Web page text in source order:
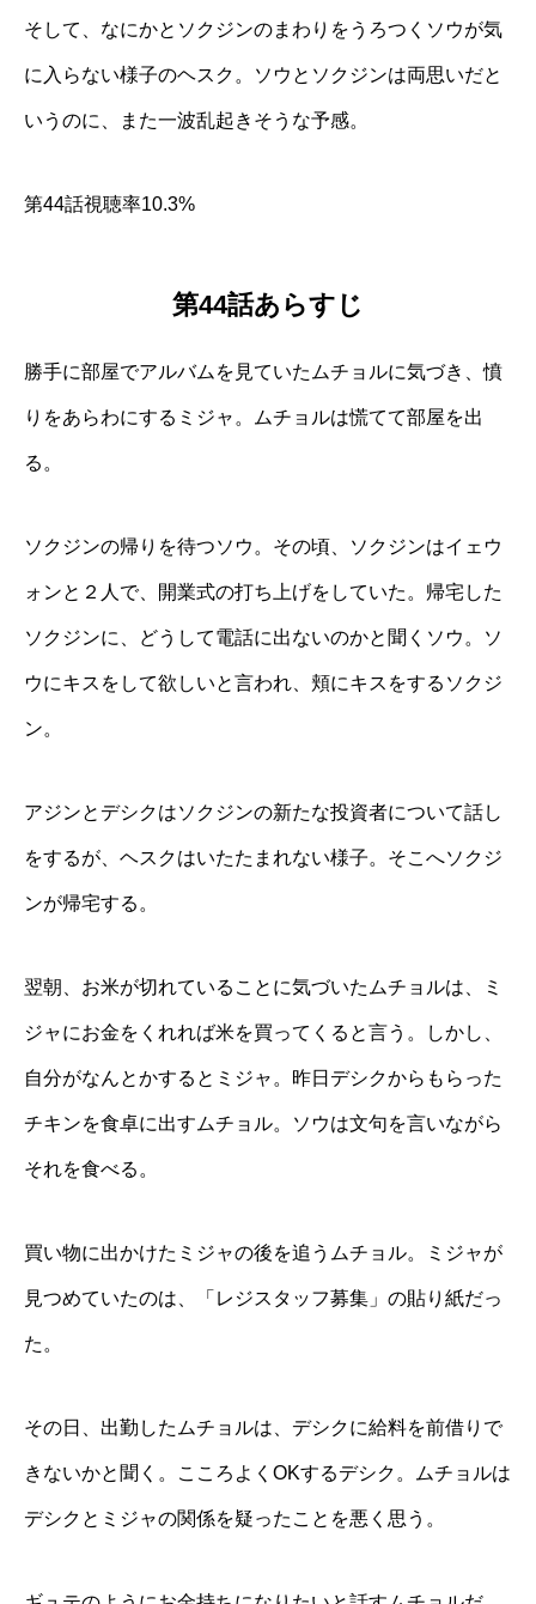
そして、なにかとソクジンのまわりをうろつくソウが気
に入らない様子のヘスク。ソウとソクジンは両思いだと
いうのに、また一波乱起きそうな予感。
第44話視聴率10.3%
第44話あらすじ
勝手に部屋でアルバムを見ていたムチョルに気づき、憤
りをあらわにするミジャ。ムチョルは慌てて部屋を出
る。
ソクジンの帰りを待つソウ。その頃、ソクジンはイェウ
ォンと２人で、開業式の打ち上げをしていた。帰宅した
ソクジンに、どうして電話に出ないのかと聞くソウ。ソ
ウにキスをして欲しいと言われ、頬にキスをするソクジ
ン。
アジンとデシクはソクジンの新たな投資者について話し
をするが、ヘスクはいたたまれない様子。そこへソクジ
ンが帰宅する。
翌朝、お米が切れていることに気づいたムチョルは、ミ
ジャにお金をくれれば米を買ってくると言う。しかし、
自分がなんとかするとミジャ。昨日デシクからもらった
チキンを食卓に出すムチョル。ソウは文句を言いながら
それを食べる。
買い物に出かけたミジャの後を追うムチョル。ミジャが
見つめていたのは、「レジスタッフ募集」の貼り紙だっ
た。
その日、出勤したムチョルは、デシクに給料を前借りで
きないかと聞く。こころよくOKするデシク。ムチョルは
デシクとミジャの関係を疑ったことを悪く思う。